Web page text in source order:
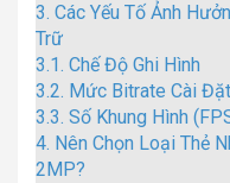
3. Các Yếu Tố Ảnh
Trữ
3.1. Chế Độ Ghi Hình
3.2. Mức Bitrate Cài Đặt
3.3. Số Khung Hình
4. Nên Chọn Loại Thẻ
2MP?